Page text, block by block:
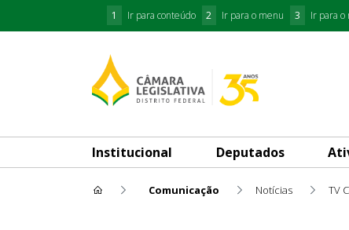
1 Ir para conteúdo 2 Ir para o menu 3 Ir para o
Institucional Deputados
Comunicação Notícias TV